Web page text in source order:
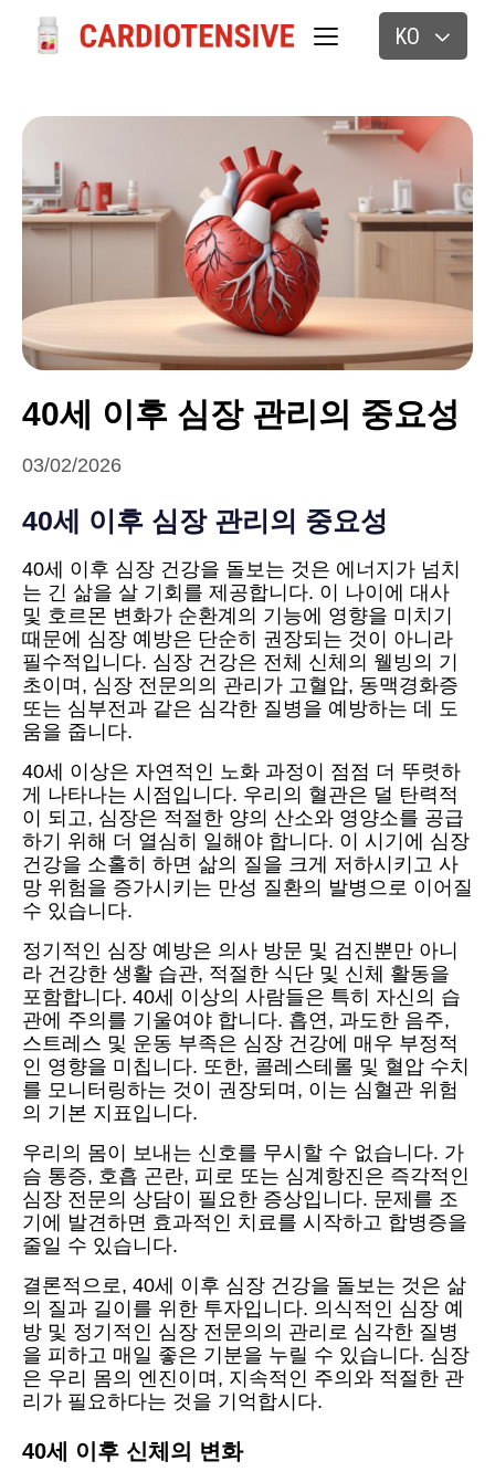
KO
40세 이후 심장 관리의 중요성
03/02/2026
40세 이후 심장 관리의 중요성
40세 이후 심장 건강을 돌보는 것은 에너지가 넘치
는 긴 삶을 살 기회를 제공합니다. 이 나이에 대사
및 호르몬 변화가 순환계의 기능에 영향을 미치기
때문에 심장 예방은 단순히 권장되는 것이 아니라
필수적입니다. 심장 건강은 전체 신체의 웰빙의 기
초이며, 심장 전문의의 관리가 고혈압, 동맥경화증
또는 심부전과 같은 심각한 질병을 예방하는 데 도
움을 줍니다.
40세 이상은 자연적인 노화 과정이 점점 더 뚜렷하
게 나타나는 시점입니다. 우리의 혈관은 덜 탄력적
이 되고, 심장은 적절한 양의 산소와 영양소를 공급
하기 위해 더 열심히 일해야 합니다. 이 시기에 심장
건강을 소홀히 하면 삶의 질을 크게 저하시키고 사
망 위험을 증가시키는 만성 질환의 발병으로 이어질
수 있습니다.
정기적인 심장 예방은 의사 방문 및 검진뿐만 아니
라 건강한 생활 습관, 적절한 식단 및 신체 활동을
포함합니다. 40세 이상의 사람들은 특히 자신의 습
관에 주의를 기울여야 합니다. 흡연, 과도한 음주,
스트레스 및 운동 부족은 심장 건강에 매우 부정적
인 영향을 미칩니다. 또한, 콜레스테롤 및 혈압 수치
를 모니터링하는 것이 권장되며, 이는 심혈관 위험
의 기본 지표입니다.
우리의 몸이 보내는 신호를 무시할 수 없습니다. 가
슴 통증, 호흡 곤란, 피로 또는 심계항진은 즉각적인
심장 전문의 상담이 필요한 증상입니다. 문제를 조
기에 발견하면 효과적인 치료를 시작하고 합병증을
줄일 수 있습니다.
결론적으로, 40세 이후 심장 건강을 돌보는 것은 삶
의 질과 길이를 위한 투자입니다. 의식적인 심장 예
방 및 정기적인 심장 전문의의 관리로 심각한 질병
을 피하고 매일 좋은 기분을 누릴 수 있습니다. 심장
은 우리 몸의 엔진이며, 지속적인 주의와 적절한 관
리가 필요하다는 것을 기억합시다.
40세 이후 신체의 변화